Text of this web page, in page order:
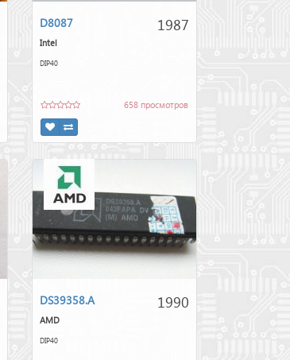
1987
D8087
Intel
DIP40
658 просмотров
1990
DS39358.A
AMD
DIP40